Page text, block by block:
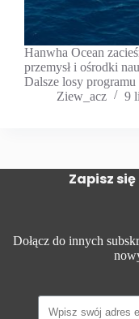
Hanwha Ocean
przemysł i ośrodki
Dalsze losy
Ziew_acz
9
Zapisz
Dołącz do innych